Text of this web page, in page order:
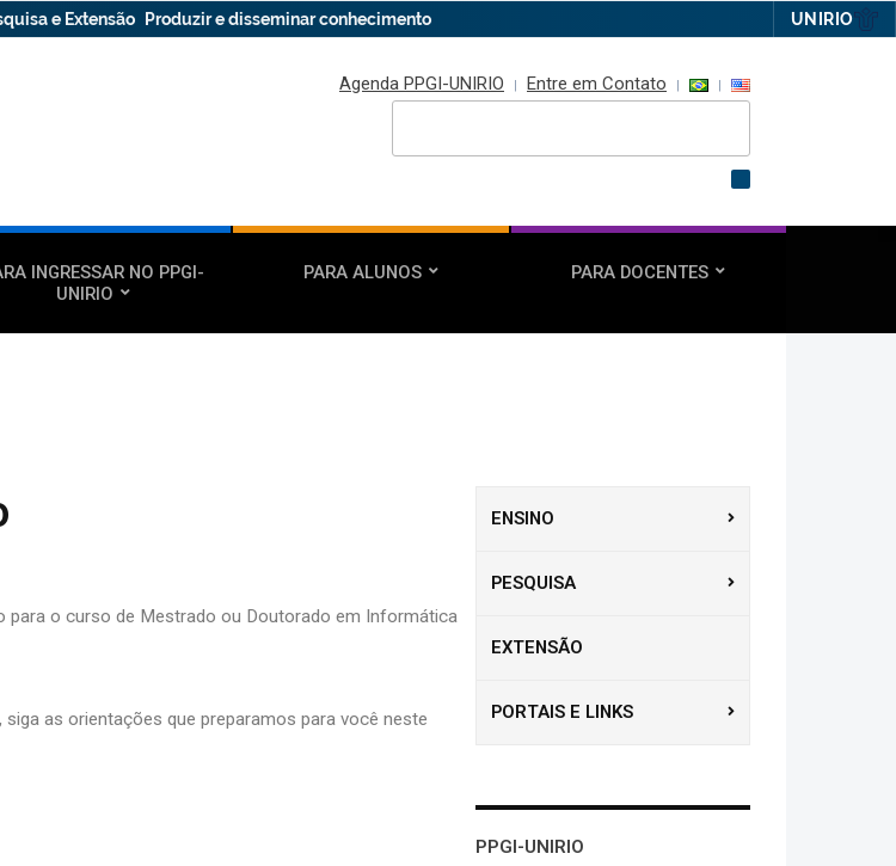
e Extensão Produzir e disseminar conhecimento UNIRIO
Agenda PPGI-UNIRIO Entre em Contato
INGRESSAR NO PPGI-
UNIRIO
PARA ALUNOS PARA DOCENTES
para o curso de Mestrado ou Doutorado em Informática
siga as orientações que preparamos para você neste
ENSINO
PESQUISA
EXTENSÃO
PORTAIS E LINKS
PPGI-UNIRIO